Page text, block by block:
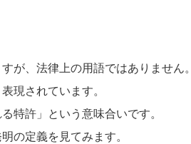
が、法律上の用語ではありません。
現されています。
特許」という意味合いです。
の定義を見てみます。